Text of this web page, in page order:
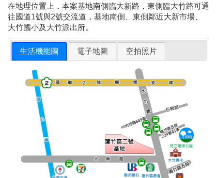
在地理位置上，本案基地南側臨大新路，東側臨大竹路可通
往國道1號與2號交流道，基地南側、東側鄰近大新市場、
大竹國小及大竹派出所。
生活機能圖 電子地圖 空拍照片